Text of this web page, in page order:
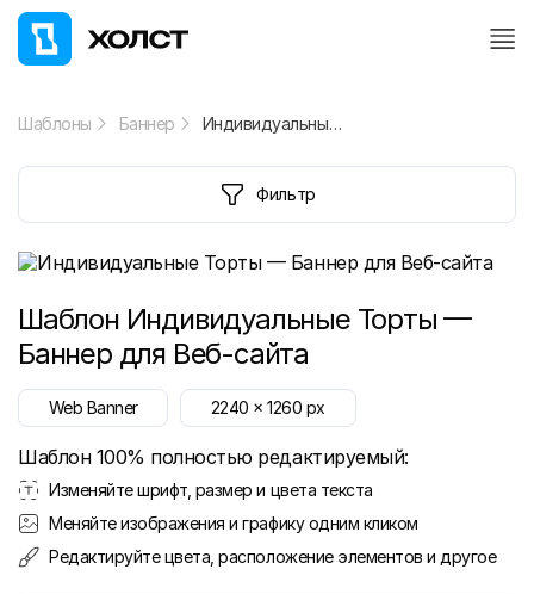
Шаблоны Баннер Индивидуальные Торты — Баннер для Веб-сайта
Фильтр
Шаблон Индивидуальные Торты —
Баннер для Веб-сайта
Web Banner 2240 x1260 px
Шаблон 100% полностью редактируемый:
Изменяйте шрифт, размер и цвета текста
Меняйте изображения и графику одним кликом
Редактируйте цвета, расположение элементов и другое